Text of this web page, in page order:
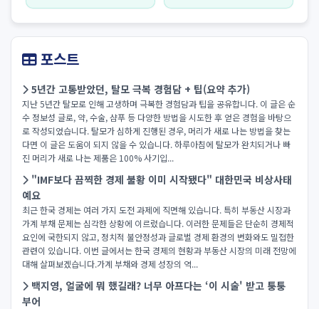
포스트
5년간 고통받았던, 탈모 극복 경험담 + 팁(요약 추가)
지난 5년간 탈모로 인해 고생하며 극복한 경험담과 팁을 공유합니다. 이 글은 순
수 정보성 글로, 약, 수술, 샴푸 등 다양한 방법을 시도한 후 얻은 경험을 바탕으
로 작성되었습니다. 탈모가 심하게 진행된 경우, 머리가 새로 나는 방법을 찾는
다면 이 글은 도움이 되지 않을 수 있습니다. 하루아침에 탈모가 완치되거나 빠
진 머리가 새로 나는 제품은 100% 사기입...
"IMF보다 끔찍한 경제 불황 이미 시작됐다" 대한민국 비상사태
예요
최근 한국 경제는 여러 가지 도전 과제에 직면해 있습니다. 특히 부동산 시장과
가계 부채 문제는 심각한 상황에 이르렀습니다. 이러한 문제들은 단순히 경제적
요인에 국한되지 않고, 정치적 불안정성과 글로벌 경제 환경의 변화와도 밀접한
관련이 있습니다. 이번 글에서는 한국 경제의 현황과 부동산 시장의 미래 전망에
대해 살펴보겠습니다.가계 부채와 경제 성장의 역...
백지영, 얼굴에 뭐 했길래? 너무 아프다는 ‘이 시술' 받고 퉁퉁
부어